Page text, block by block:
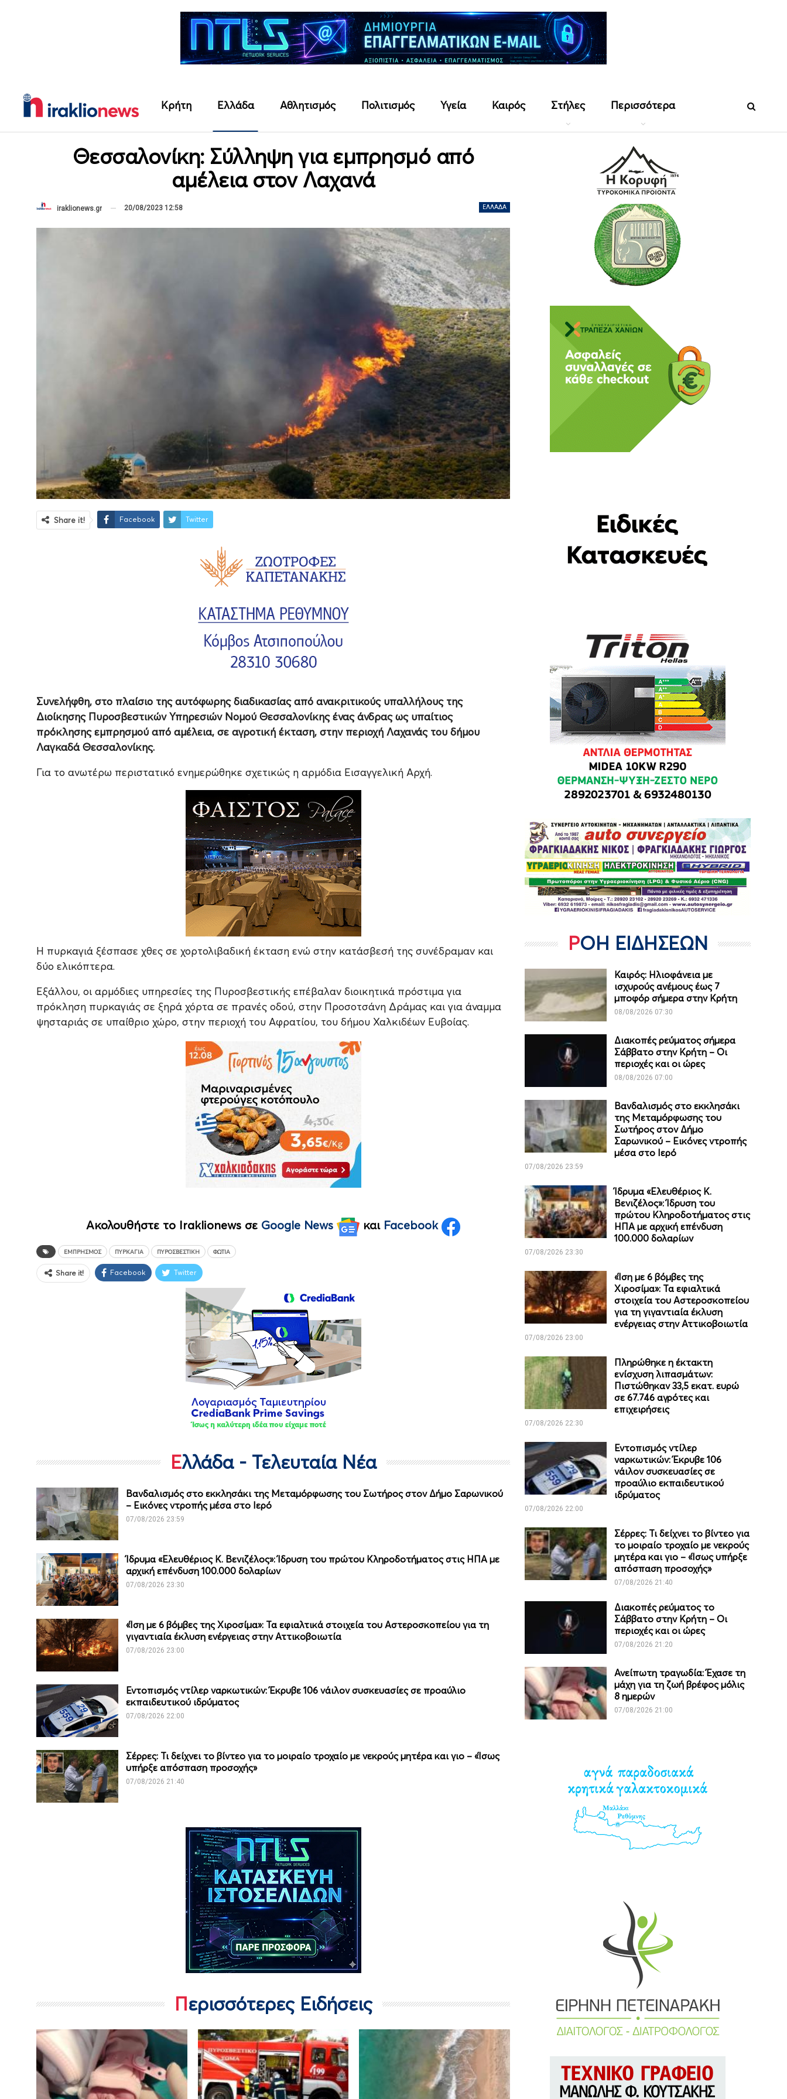
Κρήτη Ελλάδα Αθλητισμός Πολιτισμός Υγεία Καιρός Στήλες Περισσότερα
Θεσσαλονίκη: Σύλληψη για εμπρησμό από
αμέλεια στον Λαχανά
ΕΛΛΆΔΑ
iraklionews.gr 20/08/2023 12:58
Share it! Facebook Twitter
Συνελήφθη, στο πλαίσιο της αυτόφωρης διαδικασίας από ανακριτικούς υπαλλήλους της
Διοίκησης Πυροσβεστικών Υπηρεσιών Νομού Θεσσαλονίκης ένας άνδρας ως υπαίτιος
πρόκλησης εμπρησμού από αμέλεια, σε αγροτική έκταση, στην περιοχή Λαχανάς του δήμου
Λαγκαδά Θεσσαλονίκης.
Για το ανωτέρω περιστατικό ενημερώθηκε σχετικώς η αρμόδια Εισαγγελική Αρχή.
Η πυρκαγιά ξέσπασε χθες σε χορτολιβαδική έκταση ενώ στην κατάσβεσή της συνέδραμαν και
δύο ελικόπτερα.
Εξάλλου, οι αρμόδιες υπηρεσίες της Πυροσβεστικής επέβαλαν διοικητικά πρόστιμα για
πρόκληση πυρκαγιάς σε ξηρά χόρτα σε πρανές οδού, στην Προσοτσάνη Δράμας και για άναμμα
ψησταριάς σε υπαίθριο χώρο, στην περιοχή του Αφρατίου, του δήμου Χαλκιδέων Ευβοίας.
Ακολουθήστε το Iraklionews σε Google News και Facebook
ΕΜΠΡΗΣΜΌΣ ΠΥΡΚΑΓΙΆ ΠΥΡΟΣΒΕΣΤΙΚΉ ΦΩΤΙΆ
Share it! Facebook Twitter
Ελλάδα - Τελευταία Νέα
Βανδαλισμός στο εκκλησάκι της Μεταμόρφωσης του Σωτήρος στον Δήμο Σαρωνικού
– Εικόνες ντροπής μέσα στο Ιερό
07/08/2026 23:59
Ίδρυμα «Ελευθέριος Κ. Βενιζέλος»: Ίδρυση του πρώτου Κληροδοτήματος στις ΗΠΑ με
αρχική επένδυση 100.000 δολαρίων
07/08/2026 23:30
«Ίση με 6 βόμβες της Χιροσίμα»: Τα εφιαλτικά στοιχεία του Αστεροσκοπείου για τη
γιγαντιαία έκλυση ενέργειας στην Αττικοβοιωτία
07/08/2026 23:00
Εντοπισμός ντίλερ ναρκωτικών: Έκρυβε 106 νάιλον συσκευασίες σε προαύλιο
εκπαιδευτικού ιδρύματος
07/08/2026 22:00
Σέρρες: Τι δείχνει το βίντεο για το μοιραίο τροχαίο με νεκρούς μητέρα και γιο – «Ίσως
υπήρξε απόσπαση προσοχής»
07/08/2026 21:40
Περισσότερες Ειδήσεις
ΡΟΗ ΕΙΔΗΣΕΩΝ
Καιρός: Ηλιοφάνεια με
ισχυρούς ανέμους έως 7
μποφόρ σήμερα στην Κρήτη
08/08/2026 07:30
Διακοπές ρεύματος σήμερα
Σάββατο στην Κρήτη – Οι
περιοχές και οι ώρες
08/08/2026 07:00
Βανδαλισμός στο εκκλησάκι
της Μεταμόρφωσης του
Σωτήρος στον Δήμο
Σαρωνικού – Εικόνες ντροπής
μέσα στο Ιερό
07/08/2026 23:59
Ίδρυμα «Ελευθέριος Κ.
Βενιζέλος»: Ίδρυση του
πρώτου Κληροδοτήματος στις
ΗΠΑ με αρχική επένδυση
100.000 δολαρίων
07/08/2026 23:30
«Ίση με 6 βόμβες της
Χιροσίμα»: Τα εφιαλτικά
στοιχεία του Αστεροσκοπείου
για τη γιγαντιαία έκλυση
ενέργειας στην Αττικοβοιωτία
07/08/2026 23:00
Πληρώθηκε η έκτακτη
ενίσχυση λιπασμάτων:
Πιστώθηκαν 33,5 εκατ. ευρώ
σε 67.746 αγρότες και
επιχειρήσεις
07/08/2026 22:30
Εντοπισμός ντίλερ
ναρκωτικών: Έκρυβε 106
νάιλον συσκευασίες σε
προαύλιο εκπαιδευτικού
ιδρύματος
07/08/2026 22:00
Σέρρες: Τι δείχνει το βίντεο για
το μοιραίο τροχαίο με νεκρούς
μητέρα και γιο – «Ίσως υπήρξε
απόσπαση προσοχής»
07/08/2026 21:40
Διακοπές ρεύματος το
Σάββατο στην Κρήτη – Οι
περιοχές και οι ώρες
07/08/2026 21:20
Ανείπωτη τραγωδία: Έχασε τη
μάχη για τη ζωή βρέφος μόλις
8 ημερών
07/08/2026 21:00